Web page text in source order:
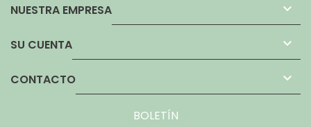
NUESTRA EMPRESA 
SU CUENTA 
CONTACTO 
BOLETÍN